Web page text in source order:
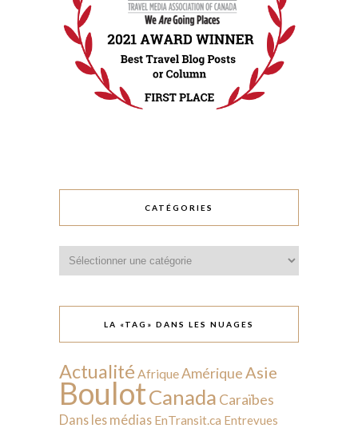
CATÉGORIES
LA «TAG» DANS LES NUAGES
Actualité AfriqueAmérique Asie
BoulotCanada Caraïbes
Dans les médias EnTransit.ca Entrevues